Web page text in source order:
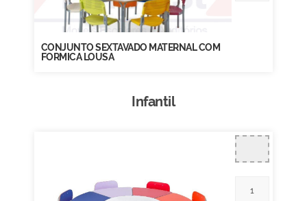
CONJUNTO SEXTAVADO MATERNAL COM
FORMICA LOUSA
Infantil